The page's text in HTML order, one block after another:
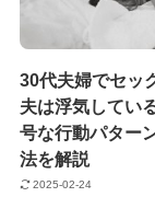
30代夫婦でセッ
夫は浮気してい
号な行動パター
法を解説
2025-02-24